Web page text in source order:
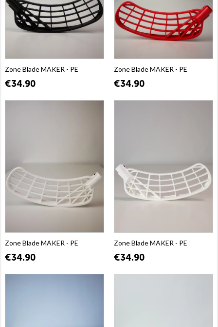
Zone Blade MAKER - PE
€34.90
Zone Blade MAKER - PE
€34.90
Zone Blade MAKER - PE
€34.90
Zone Blade MAKER - PE
€34.90